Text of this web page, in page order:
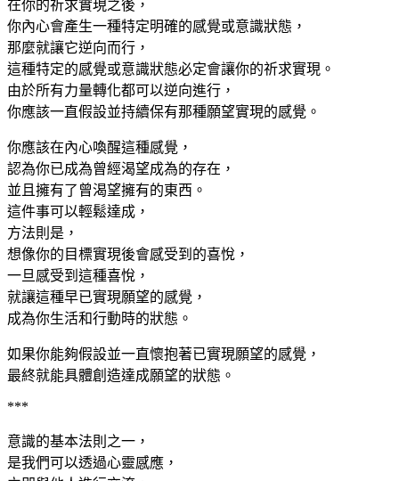
在你的祈求實現之後，
你內心會產生一種特定明確的感覺或意識狀態，
那麼就讓它逆向而行，
這種特定的感覺或意識狀態必定會讓你的祈求實現。
由於所有力量轉化都可以逆向進行，
你應該一直假設並持續保有那種願望實現的感覺。
你應該在內心喚醒這種感覺，
認為你已成為曾經渴望成為的存在，
並且擁有了曾渴望擁有的東西。
這件事可以輕鬆達成，
方法則是，
想像你的目標實現後會感受到的喜悅，
一旦感受到這種喜悅，
就讓這種早已實現願望的感覺，
成為你生活和行動時的狀態。
如果你能夠假設並一直懷抱著已實現願望的感覺，
最終就能具體創造達成願望的狀態。
***
意識的基本法則之一，
是我們可以透過心靈感應，